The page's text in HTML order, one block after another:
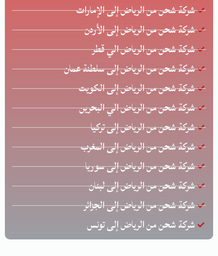
شركة شحن من الرياض إلى الإمارات
شركة شحن من الرياض إلى الأردن
شركة شحن من الرياض الي قطر
شركة شحن من الرياض إلى سلطنة عمان
شركة شحن من الرياض إلى الكويت
شركة شحن من الرياض الي البحرين
شركة شحن من الرياض إلى تركيا
شركة شحن من الرياض إلى المغرب
شركة شحن من الرياض إلى سوريا
شركة شحن من الرياض إلى لبنان
شركة شحن من الرياض إلى الجزائر
شركة شحن من الرياض إلى تونس